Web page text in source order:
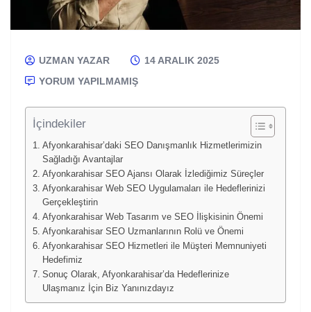
UZMAN YAZAR
14 ARALIK 2025
YORUM YAPILMAMIŞ
İçindekiler
Afyonkarahisar’daki SEO Danışmanlık Hizmetlerimizin
Sağladığı Avantajlar
Afyonkarahisar SEO Ajansı Olarak İzlediğimiz Süreçler
Afyonkarahisar Web SEO Uygulamaları ile Hedeflerinizi
Gerçekleştirin
Afyonkarahisar Web Tasarım ve SEO İlişkisinin Önemi
Afyonkarahisar SEO Uzmanlarının Rolü ve Önemi
Afyonkarahisar SEO Hizmetleri ile Müşteri Memnuniyeti
Hedefimiz
Sonuç Olarak, Afyonkarahisar’da Hedeflerinize
Ulaşmanız İçin Biz Yanınızdayız